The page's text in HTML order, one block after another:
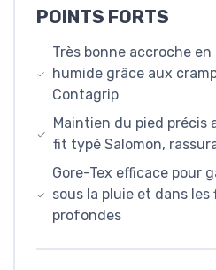
POINTS FORTS
Très bonne accroche
humide grâce aux
Contagrip
Maintien du pied précis
fit typé Salomon,
Gore-Tex efficace pour
sous la pluie et dans les
profondes